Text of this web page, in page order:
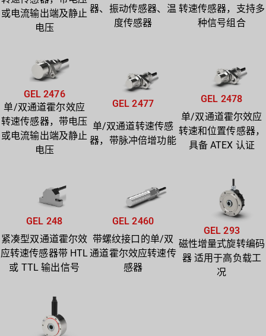
或电流输出端及静止
电压
器、振动传感器、温
度传感器
转速传感器，支持多
种信号组合
GEL 2476
单/双通道霍尔效应
转速传感器，带电压
或电流输出端及静止
电压
GEL 2477
单/双通道转速传感
器，带脉冲倍增功能
GEL 2478
单/双通道霍尔效应
转速和位置传感器，
具备 ATEX 认证
GEL 248
紧凑型双通道霍尔效
应转速传感器带 HTL
或 TTL 输出信号
GEL 2460
带螺纹接口的单/双
通道霍尔效应转速传
感器
GEL 293
磁性增量式旋转编码
器 适用于高负载工
况